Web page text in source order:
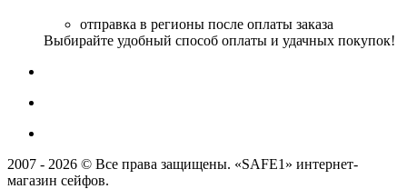
отправка в регионы после оплаты заказа
Выбирайте удобный способ оплаты и удачных покупок!
2007 - 2026 © Все права защищены. «SAFE1» интернет-
магазин сейфов.